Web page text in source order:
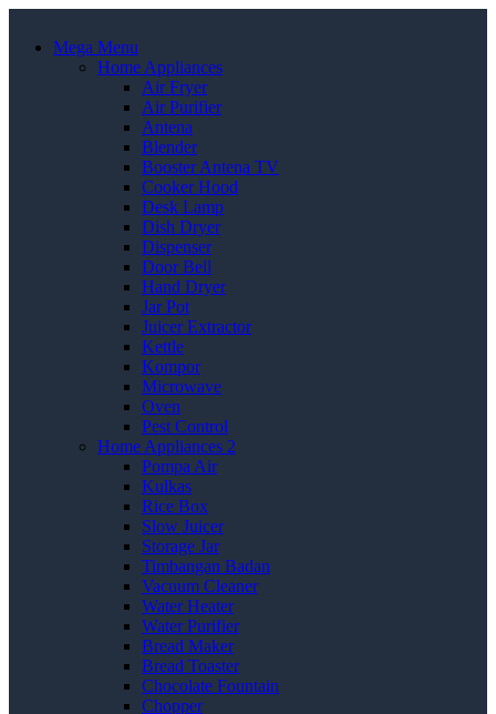
Mega Menu
Home Appliances
Air Fryer
Air Purifier
Antena
Blender
Booster Antena TV
Cooker Hood
Desk Lamp
Dish Dryer
Dispenser
Door Bell
Hand Dryer
Jar Pot
Juicer Extractor
Kettle
Kompor
Microwave
Oven
Pest Control
Home Appliances 2
Pompa Air
Kulkas
Rice Box
Slow Juicer
Storage Jar
Timbangan Badan
Vacuum Cleaner
Water Heater
Water Purifier
Bread Maker
Bread Toaster
Chocolate Fountain
Chopper